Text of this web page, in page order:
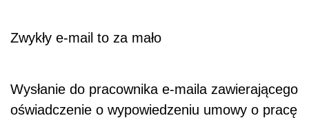
Zwykły e-mail to za mało
Wysłanie do pracownika e-maila zawierającego
oświadczenie o wypowiedzeniu umowy o pracę